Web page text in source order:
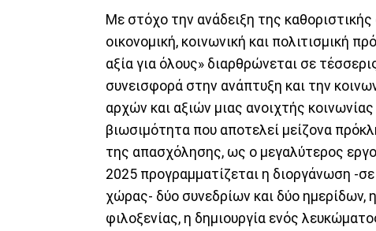
Με στόχο την ανάδειξη της
οικονομική, κοινωνική και πολιτισμική
αξία για όλους» διαρθρώνεται σε
συνεισφορά στην ανάπτυξη και την
αρχών και αξιών μιας ανοιχτής
βιωσιμότητα που αποτελεί μείζονα
της απασχόλησης, ως ο μεγαλύτερος
2025 προγραμματίζεται η διοργάνωση -
χώρας- δύο συνεδρίων και δύο ημερίδων,
φιλοξενίας, η δημιουργία ενός